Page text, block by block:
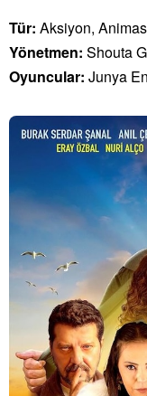
Tür: Aksiyon,
Yönetmen: Shouta
Oyuncular: Junya